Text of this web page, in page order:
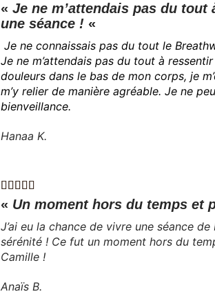
«Je ne m’attendais pas du
une séance ! «
Je ne connaissais pas du tout le
Je ne m’attendais pas du tout à
douleurs dans le bas de mon corps, je
m’y relier de manière agréable. Je ne
bienveillance.
Hanaa K.
« Un moment hors du temps et
J’ai eu la chance de vivre une séance
sérénité ! Ce fut un moment hors du
Camille !
Anaïs B.